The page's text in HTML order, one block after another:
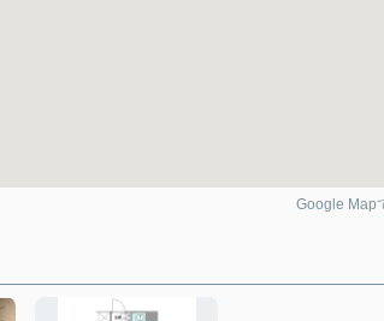
Google Map